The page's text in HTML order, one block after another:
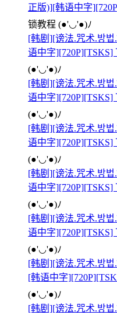
正版)][韩语中字
锁教程 (●'◡'●)ﾉ
[韩剧][谤法.咒术.방법
语中字][720P][TSKS]
(●'◡'●)ﾉ
[韩剧][谤法.咒术.방법
语中字][720P][TSKS]
(●'◡'●)ﾉ
[韩剧][谤法.咒术.방법
语中字][720P][TSKS]
(●'◡'●)ﾉ
[韩剧][谤法.咒术.방법
语中字][720P][TSKS]
(●'◡'●)ﾉ
[韩剧][谤法.咒术.방법
语中字][720P][TSKS]
(●'◡'●)ﾉ
[韩剧][谤法.咒术.방법
[韩语中字
(●'◡'●)ﾉ
[韩剧][谤法.咒术.방법